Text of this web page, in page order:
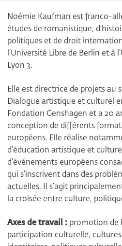
Noémie Kaufman est franco-
études de romanistique,
politiques et de droit
l’Université Libre de Berlin et à
Lyon 3.
Elle est directrice de projets au
Dialogue artistique et culturel
Fondation Genshagen et a 20
conception de différents
européens. Elle réalise
d’éducation artistique et
d’événements européens
qui s’inscrivent dans des
actuelles. Il s’agit
la croisée entre culture,
Axes de travail : promotion de
participation culturelle,